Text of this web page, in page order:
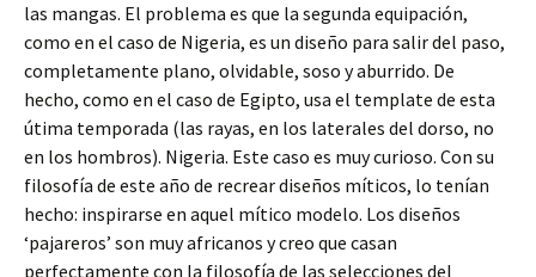
las mangas. El problema es que la segunda equipación,
como en el caso de Nigeria, es un diseño para salir del paso,
completamente plano, olvidable, soso y aburrido. De
hecho, como en el caso de Egipto, usa el template de esta
útima temporada (las rayas, en los laterales del dorso, no
en los hombros). Nigeria. Este caso es muy curioso. Con su
filosofía de este año de recrear diseños míticos, lo tenían
hecho: inspirarse en aquel mítico modelo. Los diseños
‘pajareros’ son muy africanos y creo que casan
perfectamente con la filosofía de las selecciones del